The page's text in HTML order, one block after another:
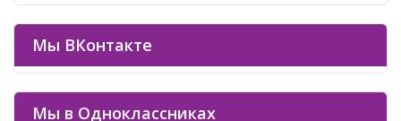
Мы ВКонтакте
Мы в Одноклассниках